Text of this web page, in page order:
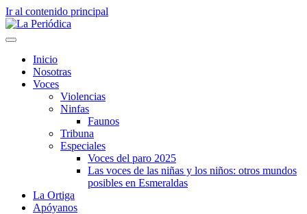
Ir al contenido principal
Inicio
Nosotras
Voces
Violencias
Ninfas
Faunos
Tribuna
Especiales
Voces del paro 2025
Las voces de las niñas y los niños: otros mundos
posibles en Esmeraldas
La Ortiga
Apóyanos